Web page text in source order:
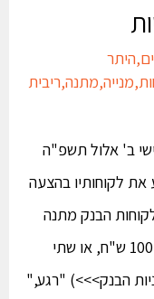
,היתר
,מנייה,מתנה,ריבית
ב' אלול תשפ"ה
את לקוחותיו בהצעה
הבנק מתנה
לבחירה: בואו לבחור מתנה! מה תרצו?! 100 ש"ח, או שתי
הבנק>>>) "רגע,"